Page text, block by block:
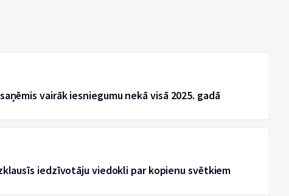
vairāk iesniegumu nekā visā 2025. gadā
iedzīvotāju viedokli par kopienu svētkiem